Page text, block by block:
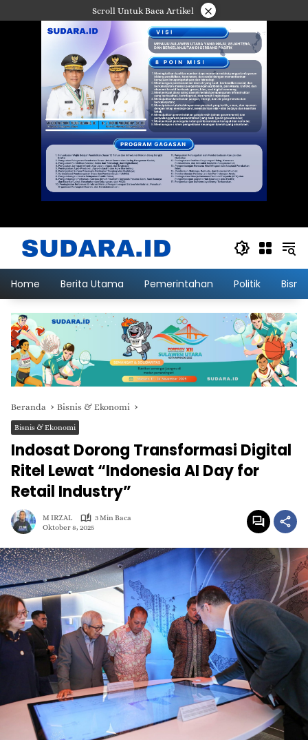
ke
Scroll Untuk Baca Artikel ×
Home Berita Utama Pemerintahan Politik
Beranda Bisnis & Ekonomi
Bisnis & Ekonomi
Indosat Dorong Transformasi Digital
Ritel Lewat “Indonesia AI Day for
Retail Industry”
M IRZAL
3 Min Baca
Oktober 8, 2025